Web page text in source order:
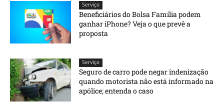
Serviço
Beneficiários do Bolsa Família podem
ganhar iPhone? Veja o que prevê a
proposta
Serviço
Seguro de carro pode negar indenização
quando motorista não está informado na
apólice; entenda o caso